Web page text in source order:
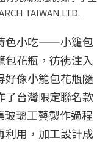
TAIWAN LTD.
色小吃——小籠包
花瓶，彷彿注入
好像小籠包花瓶隨
了台灣限定聯名款
璃工藝製作過程
利用，加工設計成